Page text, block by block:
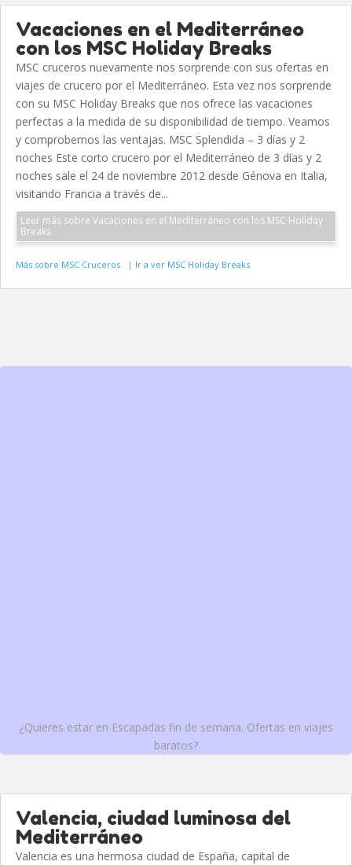
Vacaciones en el Mediterráneo
con los MSC Holiday Breaks
MSC cruceros nuevamente nos sorprende con sus ofertas en
viajes de crucero por el Mediterráneo. Esta vez nos sorprende
con su MSC Holiday Breaks que nos ofrece las vacaciones
perfectas a la medida de su disponibilidad de tiempo. Veamos
y comprobemos las ventajas. MSC Splendida – 3 días y 2
noches Este corto crucero por el Mediterráneo de 3 días y 2
noches sale el 24 de noviembre 2012 desde Génova en Italia,
visitando Francia a través de...
Leer más sobre Vacaciones en el Mediterráneo con los MSC Holiday
Breaks
Más sobre MSC Cruceros | Ir a ver MSC Holiday Breaks
¿Quieres estar en Escapadas fin de semana. Ofertas en viajes
baratos?
Valencia, ciudad luminosa del
Mediterráneo
Valencia es una hermosa ciudad de España, capital de